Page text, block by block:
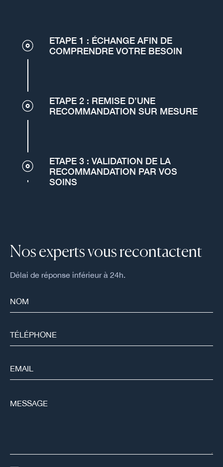
ETAPE 1 : ÉCHANGE AFIN DE
COMPRENDRE VOTRE BESOIN
ETAPE 2 : REMISE D’UNE
RECOMMANDATION SUR MESURE
ETAPE 3 : VALIDATION DE LA
RECOMMANDATION PAR VOS
SOINS
Nos experts vous recontactent
Délai de réponse inférieur à 24h.